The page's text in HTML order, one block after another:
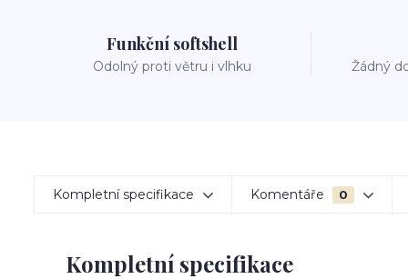
Funkční softshell
Odolný proti větru i vlhku Žádný
Kompletní specifikace Komentáře 0
Kompletní specifikace